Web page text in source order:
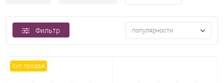
Фильтр популярности
Хит продаж